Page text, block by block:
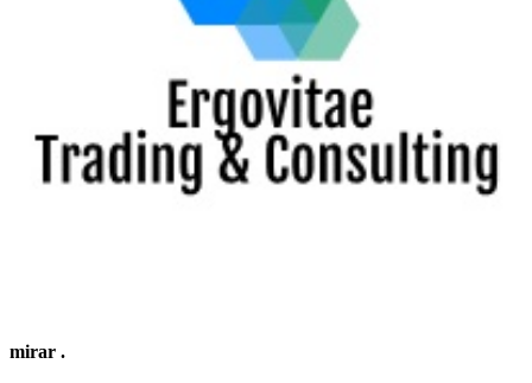
mirar .